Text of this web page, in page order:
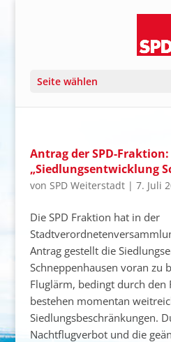
Seite wählen
Antrag der SPD-Fraktion:
„Siedlungsentwicklung
von SPD Weiterstadt| 7. Juli
Die SPD Fraktion hat in der
Antrag gestellt die
Schneppenhausen voran zu
Fluglärm, bedingt durch den
bestehen momentan
Siedlungsbeschränkungen.
Nachtflugverbot und die